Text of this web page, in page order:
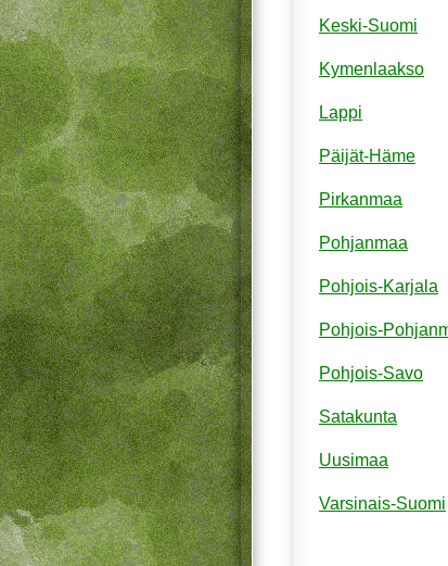
Keski-Suomi
Kymenlaakso
Lappi
Päijät-Häme
Pirkanmaa
Pohjanmaa
Pohjois-Karjala
Pohjois-
Pohjois-Savo
Satakunta
Uusimaa
Varsinais-Suomi